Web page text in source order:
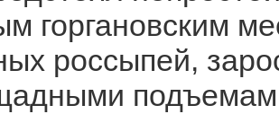
горгановским
россыпей,